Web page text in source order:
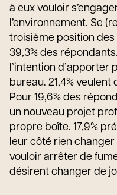
à eux vouloir
l’environnement. Se
troisième position
39,3% des
l’intention d’apporter
bureau. 21,4%
Pour 19,6% des
un nouveau projet
propre boîte. 17,9%
leur côté rien
vouloir arrêter de
désirent changer de